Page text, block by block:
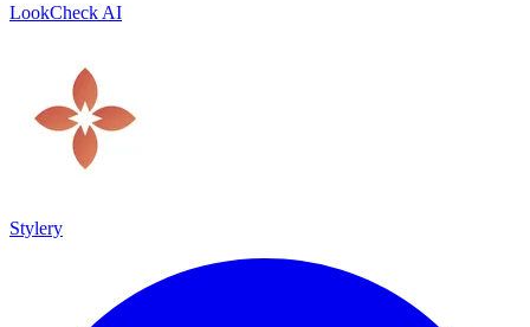
LookCheck AI
Stylery